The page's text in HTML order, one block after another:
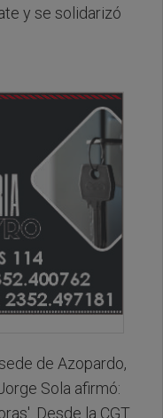
y se solidarizó
de Azopardo,
Sola afirmó:
Desde la CGT